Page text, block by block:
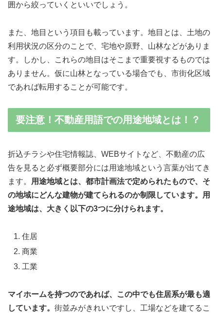
囲から絞っていくといいでしょう。
また、地目という項目も載っています。地目とは、土地の
利用状況の区分のことで、宅地や原野、山林などがありま
す。しかし、これらの地目はそこまで重要視するものでは
ありません。仮に山林となっている場合でも、市街化区域
であれば転用することが可能です。
要注意！不動産用語での用途地域とは！？
折込チラシや住宅情報誌、WEBサイトなど、不動産の広
告を見ると必ず概要部分には用途地域という言葉が出てき
ます。
用途地域とは、都市計画法で定められたもので、そ
の地域にどんな建物が建てられるのか制限しています。用
途地域は、大きく以下の3つに分けられます。
住居
商業
工業
マイホームを持つのであれば、この中でも住居系が最も適
しています。 街並みがきれいですし、工場などを建てるこ